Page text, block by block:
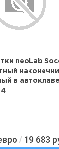
neoLab
в
/ 19 683